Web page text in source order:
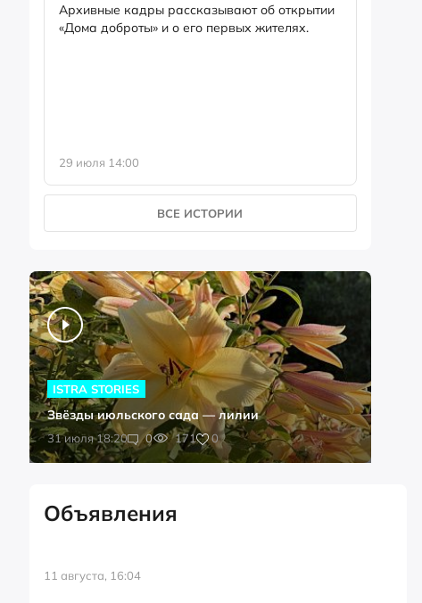
Архивные кадры рассказывают об открытии
«Дома доброты» и о его первых жителях.
29 июля 14:00
ВСЕ ИСТОРИИ
31 июля 18:20 0 171 0
ISTRA STORIES
Звёзды июльского сада — лилии
Объявления
11 августа, 16:04